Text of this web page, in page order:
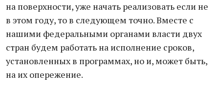
на поверхности, уже начать реализовать если не
в этом году, то в следующем точно. Вместе с
нашими федеральными органами власти двух
стран будем работать на исполнение сроков,
установленных в программах, но и, может быть,
на их опережение.